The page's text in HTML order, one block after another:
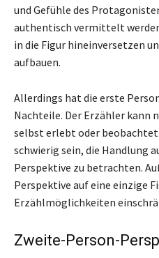
und Gefühle des
authentisch vermittelt
in die Figur hineinversetzen
aufbauen.
Allerdings hat die erste
Nachteile. Der Erzähler kann
selbst erlebt oder beobachtet
schwierig sein, die Handlung
Perspektive zu betrachten.
Perspektive auf eine einzige
Erzählmöglichkeiten
Zweite-Person-